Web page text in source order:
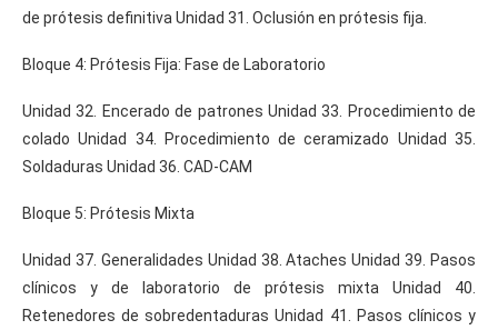
de prótesis definitiva Unidad 31. Oclusión en prótesis fija.
Bloque 4: Prótesis Fija: Fase de Laboratorio
Unidad 32. Encerado de patrones Unidad 33. Procedimiento de
colado Unidad 34. Procedimiento de ceramizado Unidad 35.
Soldaduras Unidad 36. CAD-CAM
Bloque 5: Prótesis Mixta
Unidad 37. Generalidades Unidad 38. Ataches Unidad 39. Pasos
clínicos y de laboratorio de prótesis mixta Unidad 40.
Retenedores de sobredentaduras Unidad 41. Pasos clínicos y